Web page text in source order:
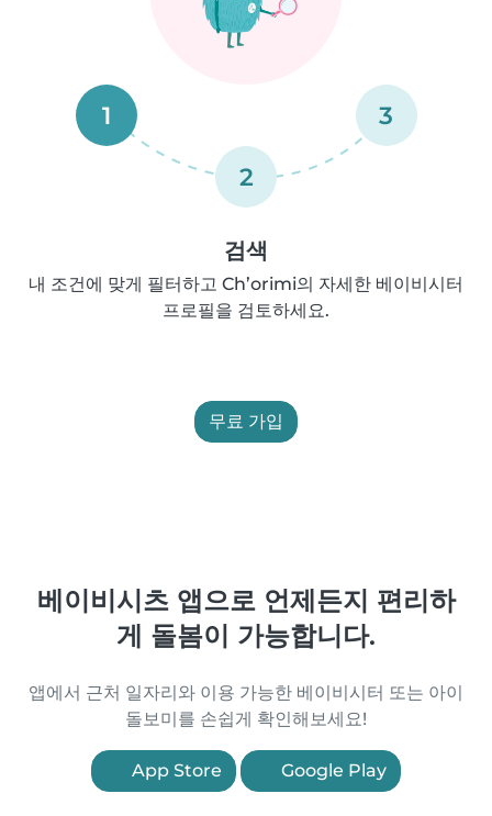
1
2
3
검색
내 조건에 맞게 필터하고 Ch’orimi의 자세한 베이비시터
프로필을 검토하세요.
무료 가입
베이비시츠 앱으로 언제든지 편리하
게 돌봄이 가능합니다.
앱에서 근처 일자리와 이용 가능한 베이비시터 또는 아이
돌보미를 손쉽게 확인해보세요!
App Store Google Play